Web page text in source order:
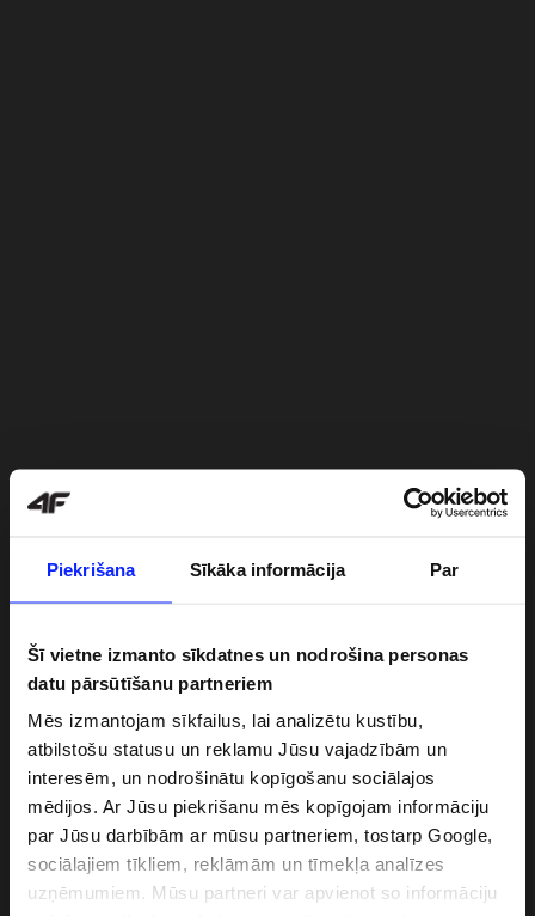
Piekrišana Sīkāka informācija Par
Šī vietne izmanto sīkdatnes un nodrošina personas
datu pārsūtīšanu partneriem
Mēs izmantojam sīkfailus, lai analizētu kustību,
atbilstošu statusu un reklamu Jūsu vajadzībām un
interesēm, un nodrošinātu kopīgošanu sociālajos
mēdijos. Ar Jūsu piekrišanu mēs kopīgojam informāciju
par Jūsu darbībām ar mūsu partneriem, tostarp Google,
sociālajiem tīkliem, reklāmām un tīmekļa analīzes
uzņēmumiem. Mūsu partneri var apvienot so informāciju